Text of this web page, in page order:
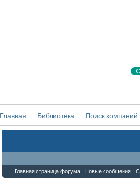
Главная Библиотека Поиск компаний
Главная страница форума Новые сообщения